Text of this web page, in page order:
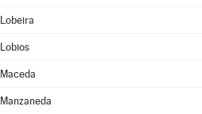
Lobeira
Lobios
Maceda
Manzaneda